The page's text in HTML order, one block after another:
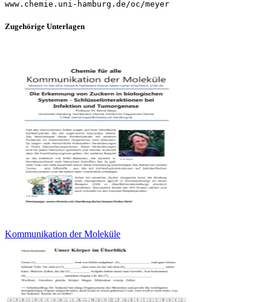
Zugehörige Unterlagen
Kommunikation der Moleküle